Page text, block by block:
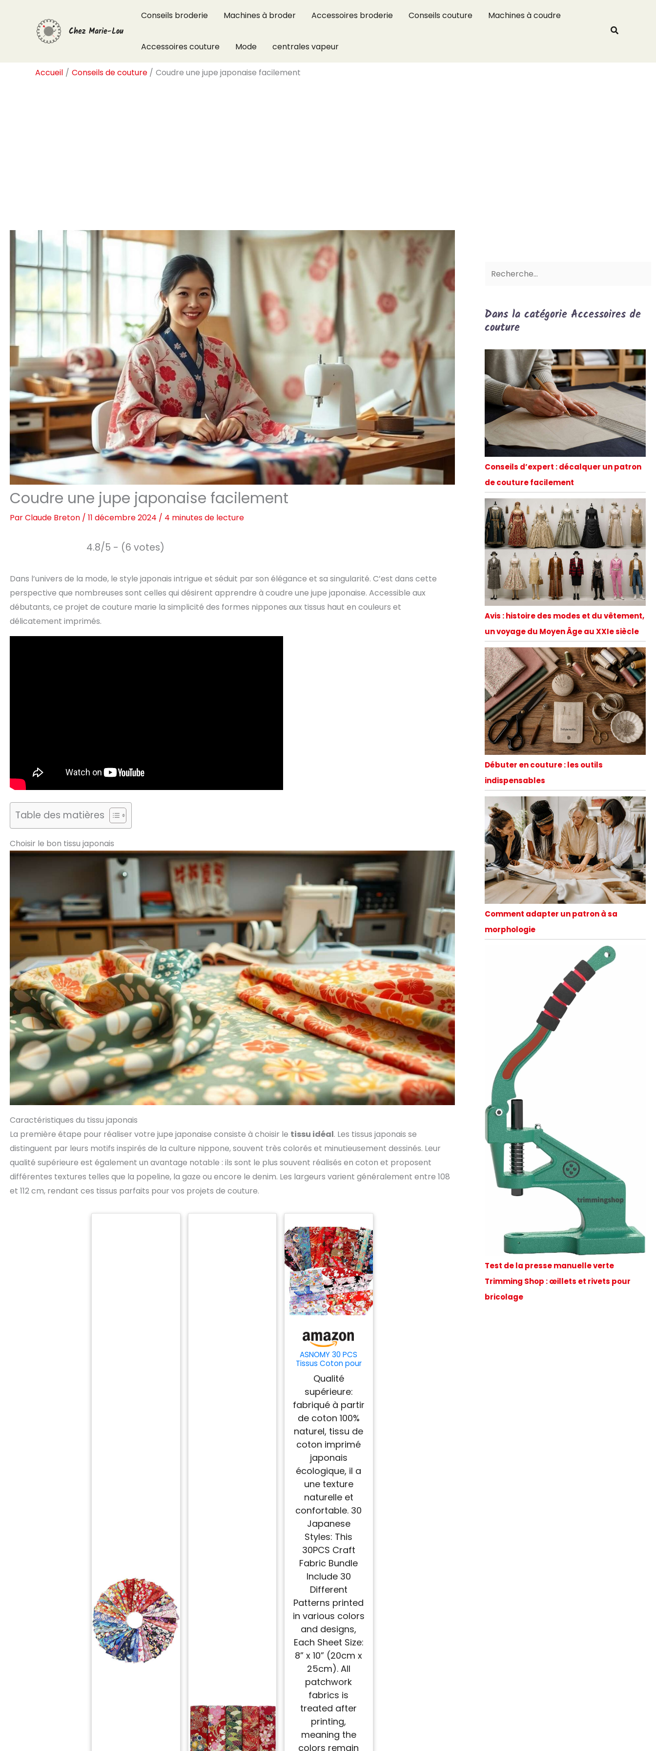
Chez Marie-Lou
Conseils broderie Machines à broder Accessoires broderie Conseils couture Machines à coudre
Accessoires couture Mode centrales vapeur
Accueil Conseils de couture Coudre une jupe japonaise facilement
Coudre une jupe japonaise facilement
ParClaude Breton / 11 décembre 2024 / 4 minutes de lecture
4.8/5 - (6 votes)
Dans l’univers de la mode, le style japonais intrigue et séduit par son élégance et sa singularité. C’est dans cette
perspective que nombreuses sont celles qui désirent apprendre à coudre une jupe japonaise. Accessible aux
débutants, ce projet de couture marie la simplicité des formes nippones aux tissus haut en couleurs et
délicatement imprimés.
Table des matières
Choisir le bon tissu japonais
Caractéristiques du tissu japonais
La première étape pour réaliser votre jupe japonaise consiste à choisir le tissu idéal. Les tissus japonais se
distinguent par leurs motifs inspirés de la culture nippone, souvent très colorés et minutieusement dessinés. Leur
qualité supérieure est également un avantage notable : ils sont le plus souvent réalisés en coton et proposent
différentes textures telles que la popeline, la gaze ou encore le denim. Les largeurs varient généralement entre 108
et 112 cm, rendant ces tissus parfaits pour vos projets de couture.
ASNOMY 30 PCS
Tissus Coton pour
Patchwork - 20 x 25
cm Style Japonais -
Tissu au Mètre pour
Quilting
Qualité
supérieure:
fabriqué à partir
de coton 100%
naturel, tissu de
coton imprimé
japonais
écologique, il a
une texture
naturelle et
confortable. 30
Japanese
Styles: This
30PCS Craft
Fabric Bundle
Include 30
Different
Patterns printed
in various colors
and designs,
Each Sheet Size:
8” x 10” (20cm x
25cm). All
patchwork
fabrics is
treated after
printing,
meaning the
colors remain
Dans la catégorie Accessoires de
couture
Conseils d’expert : décalquer un patron
de couture facilement
Avis : histoire des modes et du vêtement,
un voyage du Moyen Âge au XXIe siècle
Débuter en couture : les outils
indispensables
Comment adapter un patron à sa
morphologie
Test de la presse manuelle verte
Trimming Shop : œillets et rivets pour
bricolage